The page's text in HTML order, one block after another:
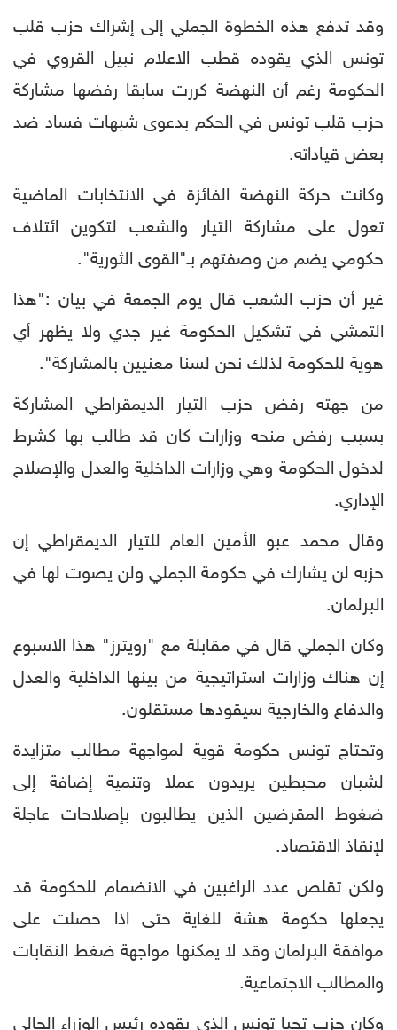
وقد تدفع هذه الخطوة الجملي إلى إشراك حزب قلب
تونس الذي يقوده قطب الاعلام نبيل القروي في
الحكومة رغم أن النهضة كررت سابقا رفضها مشاركة
حزب قلب تونس في الحكم بدعوى شبهات فساد ضد
بعض قياداته.
وكانت حركة النهضة الفائزة في الانتخابات الماضية
تعول على مشاركة التيار والشعب لتكوين ائتلاف
حكومي يضم من وصفتهم بـ"القوى الثورية".
غير أن حزب الشعب قال يوم الجمعة في بيان :"هذا
التمشي في تشكيل الحكومة غير جدي ولا يظهر أي
هوية للحكومة لذلك نحن لسنا معنيين بالمشاركة".
من جهته رفض حزب التيار الديمقراطي المشاركة
بسبب رفض منحه وزارات كان قد طالب بها كشرط
لدخول الحكومة وهي وزارات الداخلية والعدل والإصلاح
الإداري.
وقال محمد عبو الأمين العام للتيار الديمقراطي إن
حزبه لن يشارك في حكومة الجملي ولن يصوت لها في
البرلمان.
وكان الجملي قال في مقابلة مع "رويترز" هذا الاسبوع
إن هناك وزارات استراتيجية من بينها الداخلية والعدل
والدفاع والخارجية سيقودها مستقلون.
وتحتاج تونس حكومة قوية لمواجهة مطالب متزايدة
لشبان محبطين يريدون عملا وتنمية إضافة إلى
ضغوط المقرضين الذين يطالبون بإصلاحات عاجلة
لإنقاذ الاقتصاد.
ولكن تقلص عدد الراغبين في الانضمام للحكومة قد
يجعلها حكومة هشة للغاية حتى اذا حصلت على
موافقة البرلمان وقد لا يمكنها مواجهة ضغط النقابات
والمطالب الاجتماعية.
وكان حزب تحيا تونس الذي يقوده رئيس الوزراء الحالي